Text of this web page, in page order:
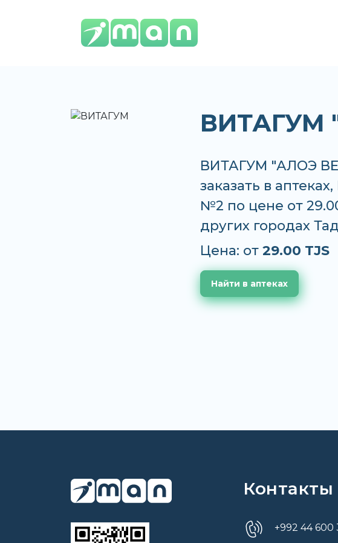
ВИТАГУМ
ВИТАГУМ "АЛОЭ
заказать в
№2 по цене от
других городах
Цена: от 29.00 TJS
Найти в аптеках
Контакты
+992 44 600